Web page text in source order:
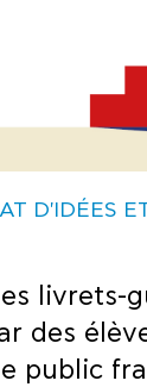
D'IDÉES
livrets-
des
public